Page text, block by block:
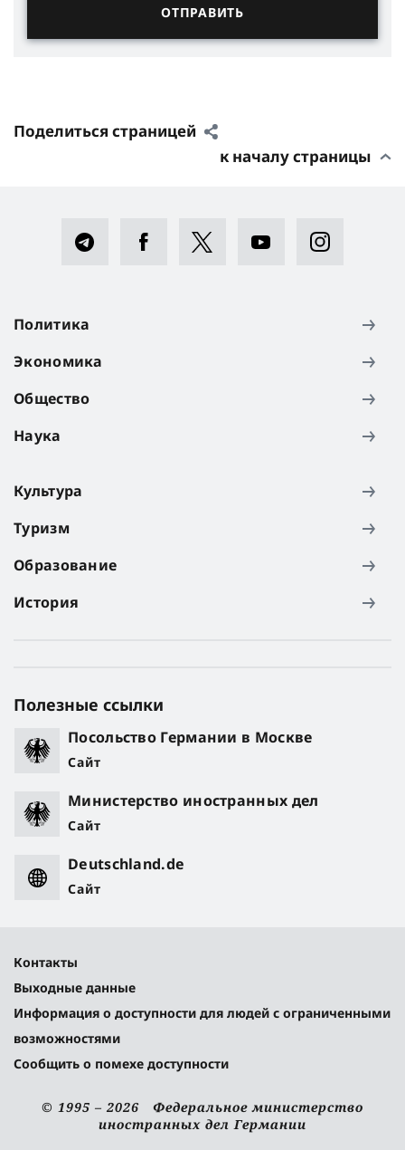
Поделиться страницей
к началу страницы
Политика
Экономика
Общество
Наука
Культура
Туризм
Образование
История
Полезные ссылки
Посольство Германии в Москве
Сайт
Министерство иностранных дел
Сайт
Deutschland.de
Сайт
Контакты
Выходные данные
Информация о доступности для людей с ограниченными
возможностями
Сообщить о помехе доступности
© 1995 – 2026 Федеральное министерство
иностранных дел Германии